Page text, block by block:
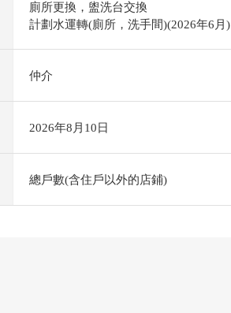
廁所更換，盥洗台交換
計劃水運轉(廁所，洗手間)(2026年6月)
仲介
2026年8月10日
總戶數(含住戶以外的店鋪)